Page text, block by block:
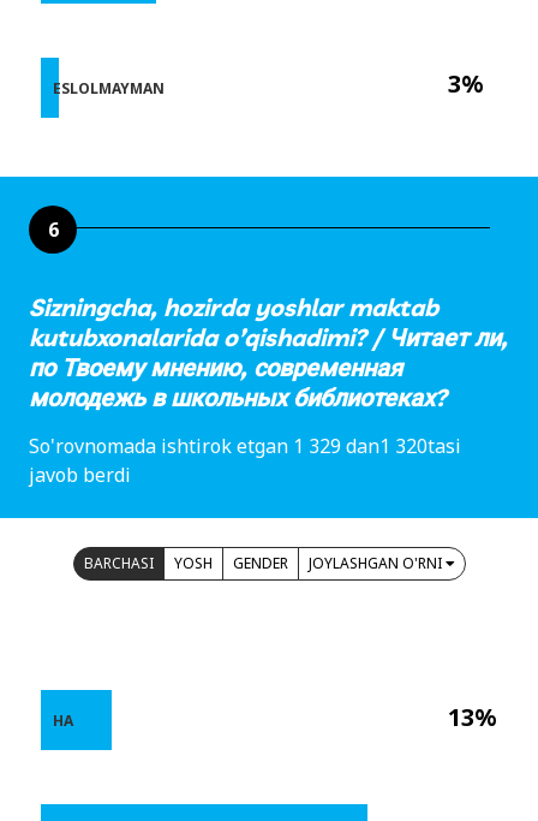
3%
ESLOLMAYMAN
6
Sizningcha, hozirda yoshlar maktab
kutubxonalarida o’qishadimi? / Читает ли,
по Твоему мнению, современная
молодежь в школьных библиотеках?
So'rovnomada ishtirok etgan 1 329 dan1 320tasi
javob berdi
BARCHASI YOSH GENDER JOYLASHGAN O'RNI
13%
HA